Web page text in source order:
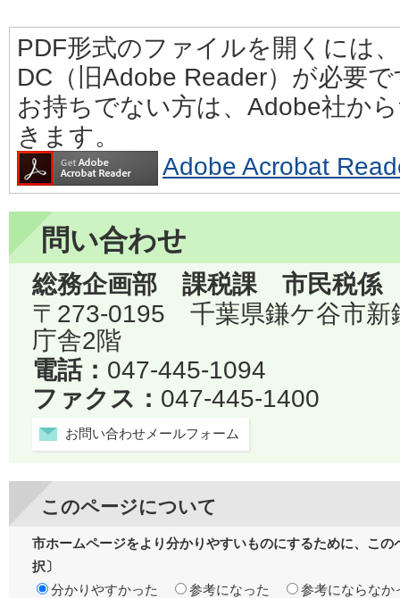
PDF形式のファイルを開くには
DC（旧Adobe Reader）が必要
お持ちでない方は、Adobe社か
きます。
Adobe Acrobat
問い合わせ
総務企画部 課税課 市民税係
〒273-0195 千葉県鎌ケ谷市
庁舎2階
電話： 047-445-1094
ファクス： 047-445-1400
お問い合わせメールフォーム
このページについて
市ホームページをより分かりやすいものにするために、こ
択〕
分かりやすかった
参考になった 参考にならなか